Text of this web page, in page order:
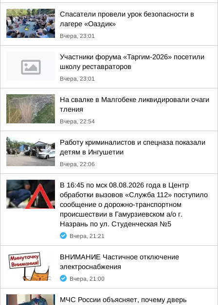
Спасатели провели урок безопасности в
лагере «Оаздик»
Вчера, 23:01
Участники форума «Таргим-2026» посетили
школу реставраторов
Вчера, 23:01
На свалке в Малгобеке ликвидировали очаги
тления
Вчера, 22:54
Работу криминалистов и спецназа показали
детям в Ингушетии
Вчера, 22:06
В 16:45 по мск 08.08.2026 года в Центр
обработки вызовов «Служба 112» поступило
сообщение о дорожно-транспортном
происшествии в Гамурзиевском а/о г.
Назрань по ул. Студенческая №5
Вчера, 21:21
ВНИМАНИЕ Частичное отключение
электроснабжения
Вчера, 21:00
МЧС России объясняет, почему дверь